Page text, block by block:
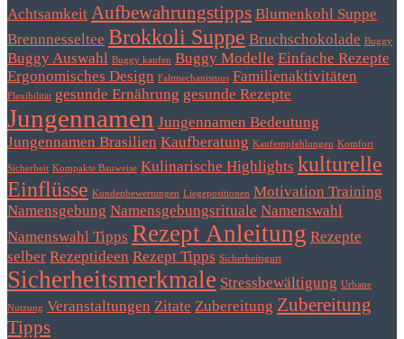
Achtsamkeit Aufbewahrungstipps Blumenkohl Suppe
Brennnesseltee Brokkoli Suppe Bruchschokolade Buggy
Buggy Auswahl Buggy kaufen Buggy Modelle Einfache Rezepte
Ergonomisches Design Faltmechanismus Familienaktivitäten
Flexibilität gesunde Ernährung gesunde Rezepte
Jungennamen Jungennamen Bedeutung
Jungennamen Brasilien Kaufberatung Kaufempfehlungen Komfort
Sicherheit Kompakte Bauweise Kulinarische Highlights kulturelle
Einflüsse Kundenbewertungen Liegepositionen Motivation Training
Namensgebung Namensgebungsrituale Namenswahl
Namenswahl Tipps Rezept Anleitung Rezepte
selber Rezeptideen Rezept Tipps Sicherheitsgurt
Sicherheitsmerkmale Stressbewältigung Urbane
Nutzung Veranstaltungen Zitate Zubereitung Zubereitung
Tipps